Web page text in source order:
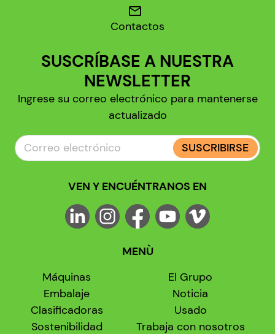
mail
Contactos
SUSCRÍBASE A NUESTRA
NEWSLETTER
Ingrese su correo electrónico para mantenerse
actualizado
SUSCRIBIRSE
VEN Y ENCUÉNTRANOS EN
MENÙ
Máquinas
Embalaje
Clasificadoras
Sostenibilidad
El Grupo
Noticia
Usado
Trabaja con nosotros